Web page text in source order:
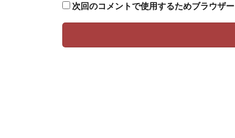
次回のコメントで使用するためブラウザ